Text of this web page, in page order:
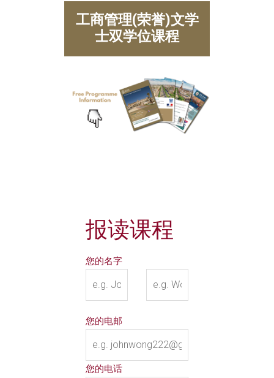
工商管理(荣誉)文学
士双学位课程
报读课程
您的名字
您的电邮
您的电话